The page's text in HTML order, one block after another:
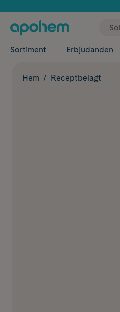
Sortiment Erbjudanden
Hem Receptbelagt